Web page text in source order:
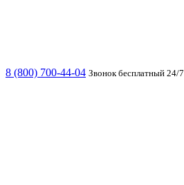
8 (800) 700-44-04 Звонок бесплатный 24/7